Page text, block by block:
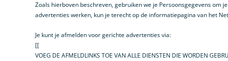
Zoals hierboven beschreven, gebruiken we je Persoonsgegevens
advertenties werken, kun je terecht op de informatiepagina van het
Je kunt je afmelden voor gerichte advertenties via:
[[
VOEG DE AFMELDLINKS TOE VAN ALLE DIENSTEN DIE WORDEN